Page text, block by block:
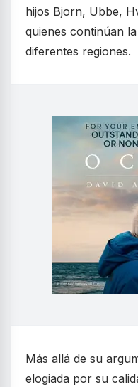
hijos Bjorn, Ubbe,
quienes continúan
diferentes regiones.
Más allá de su
elogiada por su